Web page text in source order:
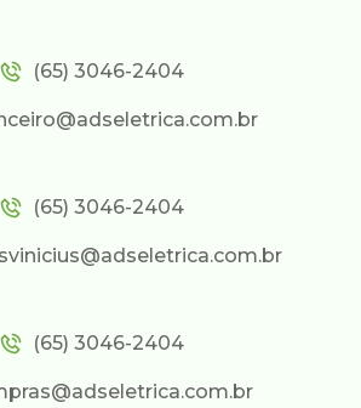
(65) 3046-2404
(65) 3046-2404
(65) 3046-2404